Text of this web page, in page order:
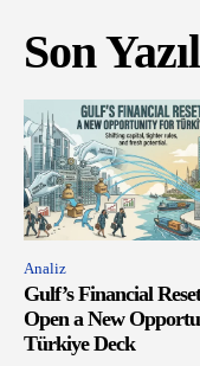
Son
Analiz
Gulf’s Financial
Open a New
Türkiye Deck